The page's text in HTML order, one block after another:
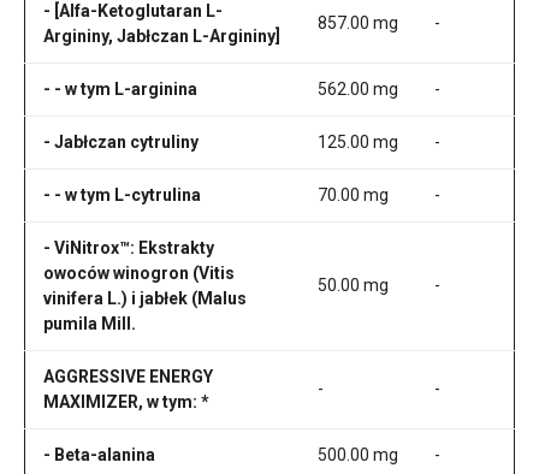
- [Alfa-Ketoglutaran L-
Argininy, Jabłczan L-Argininy]
857.00 mg -
- - w tym L-arginina 562.00 mg -
- Jabłczan cytruliny 125.00 mg -
- - w tym L-cytrulina 70.00 mg -
- ViNitrox™: Ekstrakty
owoców winogron (Vitis
vinifera L.) i jabłek (Malus
pumila Mill.
50.00 mg -
AGGRESSIVE ENERGY
MAXIMIZER, w tym: *
- -
- Beta-alanina 500.00 mg -